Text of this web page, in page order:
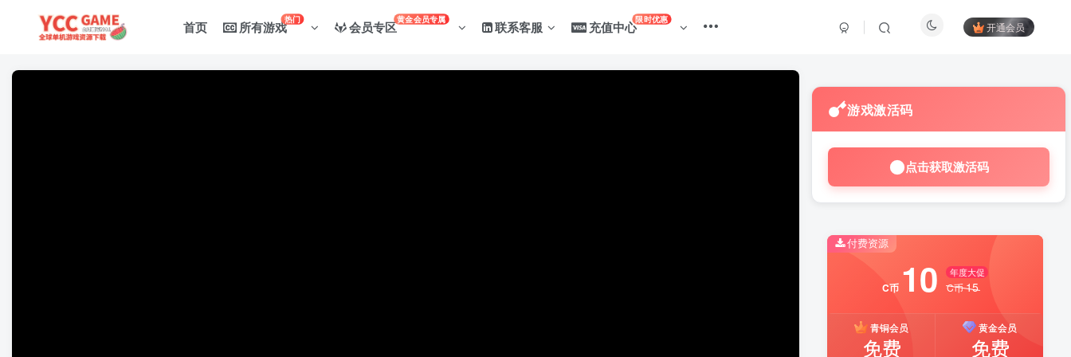
首页 所有游戏热门 会员专区黄金会员专属 联系客服 充值中心限时优惠
开通会员
游戏激活码
点击获取激活码
付费资源
C币 10 年度大促
C币15
青铜会员
免费
黄金会员
免费